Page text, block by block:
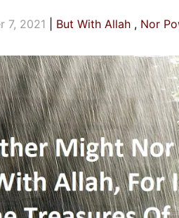
7, 2021 But With Allah Nor